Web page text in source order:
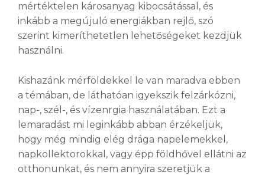
mértéktelen károsanyag kibocsátással, és
inkább a megújuló energiákban rejlő, szó
szerint kimeríthetetlen lehetőségeket kezdjük
használni.
Kishazánk mérföldekkel le van maradva ebben
a témában, de láthatóan igyekszik felzárkózni,
nap-, szél-, és vízenrgia használatában. Ezt a
lemaradást mi leginkább abban érzékeljük,
hogy még mindig elég drága napelemekkel,
napkollektorokkal, vagy épp földhővel ellátni az
otthonunkat, és nem annyira szeretjük a